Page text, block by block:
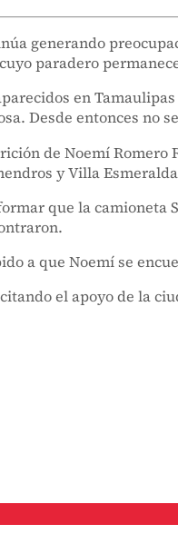
generando
paradero
en
Desde entonces
de Noemí
y Villa
que la camioneta
a que Noemí se
el apoyo de la